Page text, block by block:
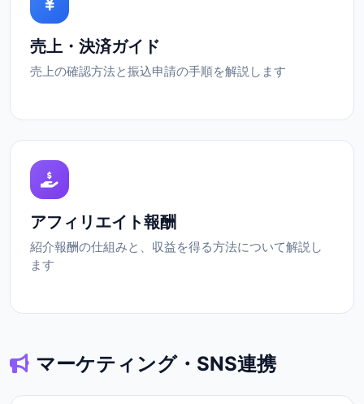
売上・決済ガイド
売上の確認方法と振込申請の手順を解説します
アフィリエイト報酬
紹介報酬の仕組みと、収益を得る方法について解説し
ます
マーケティング・SNS連携